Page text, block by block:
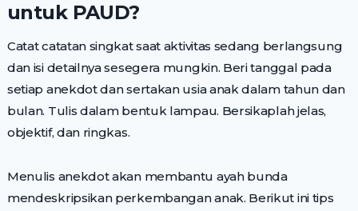
untuk PAUD?
Catat catatan singkat saat aktivitas sedang berlangsung
dan isi detailnya sesegera mungkin. Beri tanggal pada
setiap anekdot dan sertakan usia anak dalam tahun dan
bulan. Tulis dalam bentuk lampau. Bersikaplah jelas,
objektif, dan ringkas.
Menulis anekdot akan membantu ayah bunda
mendeskripsikan perkembangan anak. Berikut ini tips